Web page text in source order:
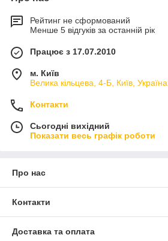
Рейтинг не сформований
Менше 5 відгуків за останній рік
Працює з 17.07.2010
м. Київ
Велика кільцева, 4-Б, Київ, Україна
Контакти
Сьогодні вихідний
Показати весь графік роботи
Про нас
Контакти
Доставка та оплата